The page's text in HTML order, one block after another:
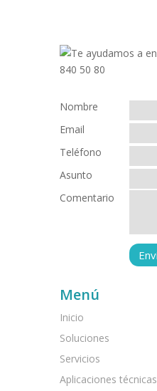
Nombre
Email
Teléfono
Asunto
Comentario
Menú
Inicio
Soluciones
Servicios
Aplicaciones técnicas